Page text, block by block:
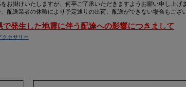
お掛けいたしますが、何卒ご了承いただきますようお願い申し上げ
配送業者の休暇により予定通りの出荷、配送ができない場合もござ
で発生した地震に伴う配達への影響につきまして
クセサリー